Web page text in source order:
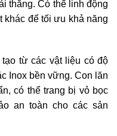
thẳng. Có thể linh động
khác để tối ưu khả năng
từ các vật liệu có độ
Inox bền vững. Con lăn
có thể trang bị vỏ bọc
an toàn cho các sản